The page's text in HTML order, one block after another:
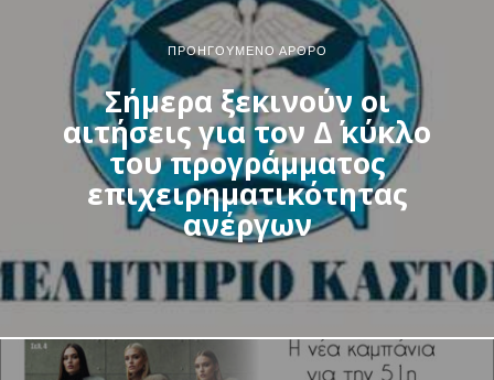
ΠΡΟΗΓΟΎΜΕΝΟ ΆΡΘΡΟ
Σήμερα ξεκινούν οι
αιτήσεις για τον Δ΄ κύκλο
του προγράμματος
επιχειρηματικότητας
ανέργων